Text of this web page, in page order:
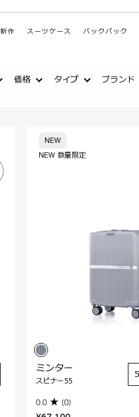
新作 スーツケース バックパック
価格 タイプ ブランド
NEW 数量限定
NEW
ミンター
スピナー55
0.0 (0)